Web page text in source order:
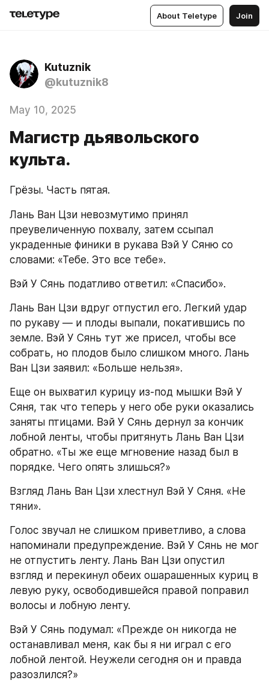
About Teletype Join
Kutuznik
@kutuznik8
May 10, 2025
Магистр дьявольского
культа.
Грёзы. Часть пятая.
Лань Ван Цзи невозмутимо принял
преувеличенную похвалу, затем ссыпал
украденные финики в рукава Вэй У Сяню со
словами: «Тебе. Это все тебе».
Вэй У Сянь податливо ответил: «Спасибо».
Лань Ван Цзи вдруг отпустил его. Легкий удар
по рукаву — и плоды выпали, покатившись по
земле. Вэй У Сянь тут же присел, чтобы все
собрать, но плодов было слишком много. Лань
Ван Цзи заявил: «Больше нельзя».
Еще он выхватил курицу из-под мышки Вэй У
Сяня, так что теперь у него обе руки оказались
заняты птицами. Вэй У Сянь дернул за кончик
лобной ленты, чтобы притянуть Лань Ван Цзи
обратно. «Ты же еще мгновение назад был в
порядке. Чего опять злишься?»
Взгляд Лань Ван Цзи хлестнул Вэй У Сяня. «Не
тяни».
Голос звучал не слишком приветливо, а слова
напоминали предупреждение. Вэй У Сянь не мог
не отпустить ленту. Лань Ван Цзи опустил
взгляд и перекинул обеих ошарашенных куриц в
левую руку, освободившейся правой поправил
волосы и лобную ленту.
Вэй У Сянь подумал: «Прежде он никогда не
останавливал меня, как бы я ни играл с его
лобной лентой. Неужели сегодня он и правда
разозлился?»